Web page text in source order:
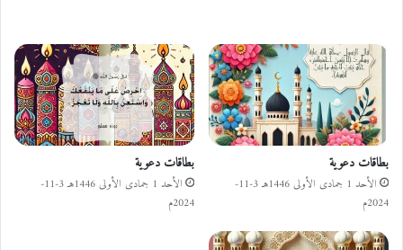
بطاقات دعوية
الأحد 1 جمادى الأولى 1446هـ 3-11-
2024م
بطاقات دعوية
الأحد 1 جمادى الأولى 1446هـ 3-11-
2024م